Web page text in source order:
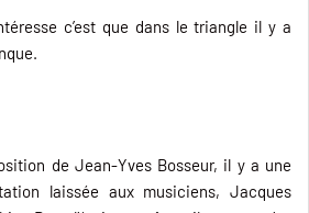
c’est que dans le triangle il y a
de Jean-Yves Bosseur, il y a une
laissée aux musiciens, Jacques